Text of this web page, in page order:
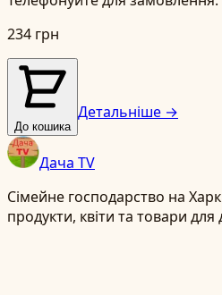
234 грн
До кошика
Детальніше →
Дача TV
Сімейне господарство на
продукти, квіти та товари для